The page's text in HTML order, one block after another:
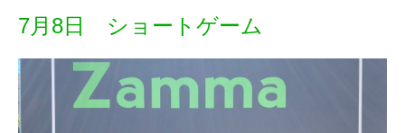
7月8日 ショートゲーム